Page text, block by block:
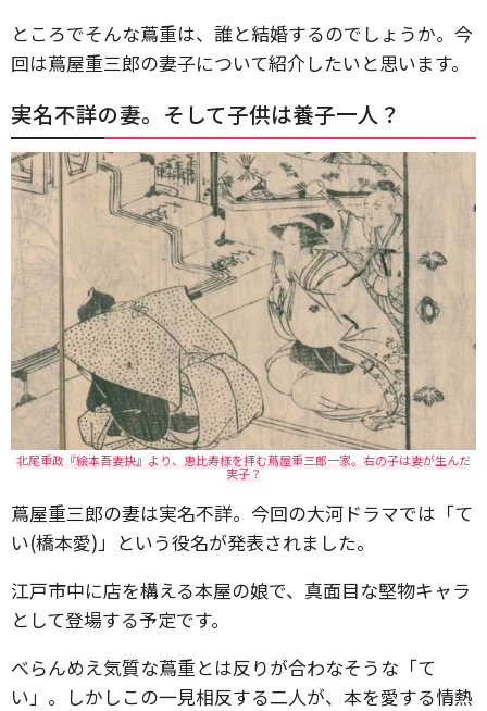
ところでそんな蔦重は、誰と結婚するのでしょうか。今
回は蔦屋重三郎の妻子について紹介したいと思います。
実名不詳の妻。そして子供は養子一人？
北尾重政『絵本吾妻抉』より、恵比寿様を拝む蔦屋重三郎一家。右の子は妻が生んだ
実子？
蔦屋重三郎の妻は実名不詳。今回の大河ドラマでは「て
い(橋本愛)」という役名が発表されました。
江戸市中に店を構える本屋の娘で、真面目な堅物キャラ
として登場する予定です。
べらんめえ気質な蔦重とは反りが合わなそうな「て
い」。しかしこの一見相反する二人が、本を愛する情熱